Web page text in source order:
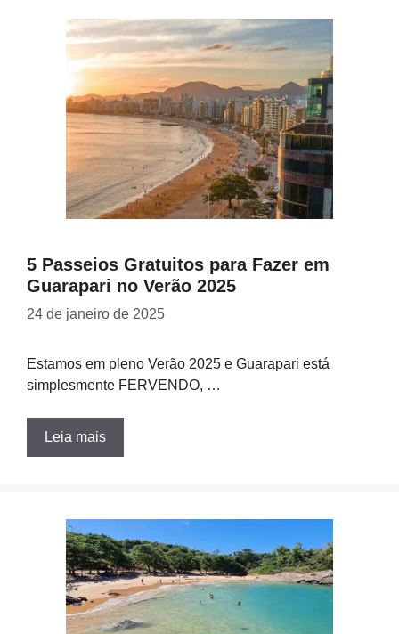
5 Passeios Gratuitos para Fazer em
Guarapari no Verão 2025
24 de janeiro de 2025
Estamos em pleno Verão 2025 e Guarapari está
simplesmente FERVENDO, …
Leia mais